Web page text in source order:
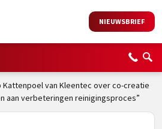
NIEUWSBRIEF
Kattenpoel van Kleentec over co-creatie
aan verbeteringen reinigingsproces”